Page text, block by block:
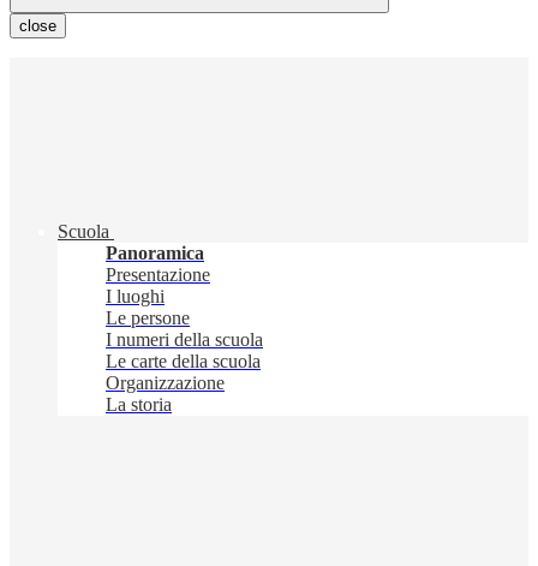
close
Scuola
Panoramica
Presentazione
I luoghi
Le persone
I numeri della scuola
Le carte della scuola
Organizzazione
La storia